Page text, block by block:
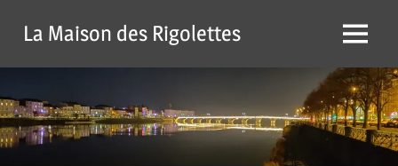
La Maison des Rigolettes Menu